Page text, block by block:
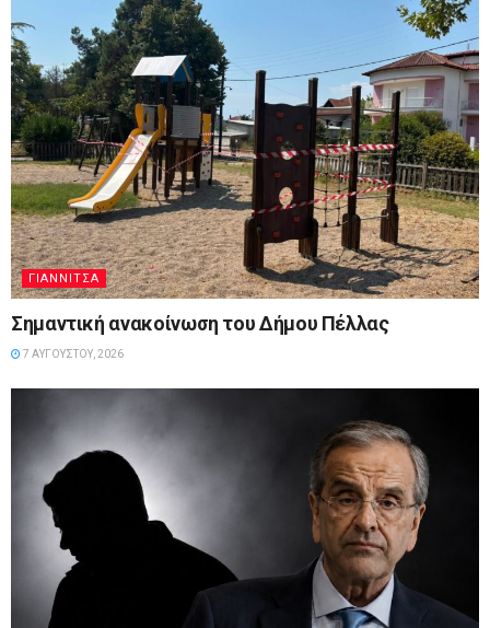
ΓΙΑΝΝΙΤΣΆ
Σημαντική ανακοίνωση του Δήμου Πέλλας
7 ΑΥΓΟΎΣΤΟΥ, 2026